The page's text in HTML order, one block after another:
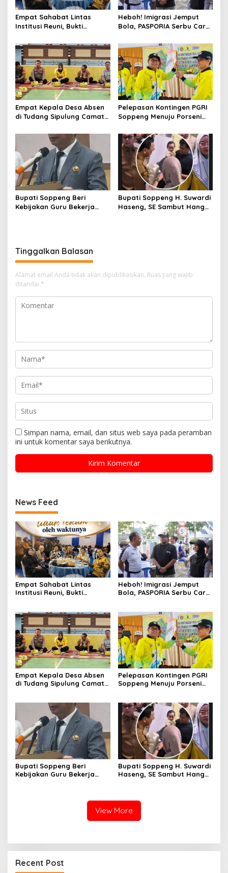
Empat Sahabat Lintas
Institusi Reuni, Bukti
Sejak Mengabdi di Soppeng
Heboh! Imigrasi Jemput
Bola, PASPORIA Serbu Car
Warga Antre Nikmati
Layanan Paspor Akhir
Pekan
Empat Kepala Desa Absen
di Tudang Sipulung Camat
Tuai Tanda Tanya
Pelepasan Kontingen PGRI
Soppeng Menuju Porseni
Sportivitas dan Harumkan
Nama Bumi Latemmamala
Bupati Soppeng Beri
Kebijakan Guru Bekerja
Bupati Soppeng H. Suwardi
Haseng, SE Sambut Hangat
Tinggalkan Balasan
Alamat email Anda tidak akan dipublikasikan. Ruas yang wajib
ditandai *
Simpan nama, email, dan situs web saya pada peramban
ini untuk komentar saya berikutnya.
News Feed
Empat Sahabat Lintas
Institusi Reuni, Bukti
Heboh! Imigrasi Jemput
Bola, PASPORIA Serbu Car
Layanan Paspor Akhir
Pekan
Empat Kepala Desa Absen
di Tudang Sipulung Camat
Pelepasan Kontingen PGRI
Soppeng Menuju Porseni
Nama Bumi Latemmamala
Bupati Soppeng Beri
Kebijakan Guru Bekerja
Bupati Soppeng H. Suwardi
Haseng, SE Sambut Hangat
View More
Recent Post